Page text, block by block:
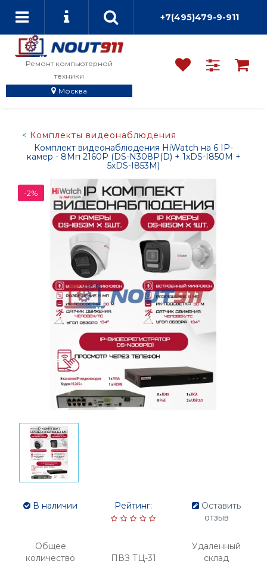
+7(495)479-9-911
Ремонт компьютерной
техники
Москва
Комплекты видеонаблюдения
Комплект видеонаблюдения HiWatch на 6 IP-
камер - 8Мп 2160P (DS-N308P(D) + 1хDS-I850M +
5хDS-I853M)
-2%
В наличии
Общее
количество
Рейтинг:
ПВЗ ТЦ-31
Оставить
отзыв
Удаленный
склад